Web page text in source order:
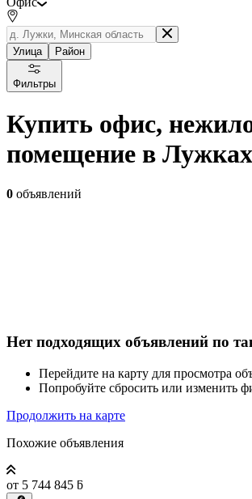
Улица Район
Фильтры
Купить офис,
помещение в Лужках
0 объявлений
Нет подходящих объявлений по
Перейдите на карту для просмотра
Попробуйте сбросить или изменить
Продолжить на карте
Похожие объявления
от 5 744 845 ƃ